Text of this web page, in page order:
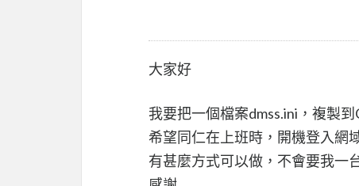
大家好
我要把一個檔案dmss.ini，複製
希望同仁在上班時，開機登入網
有甚麼方式可以做，不會要我一